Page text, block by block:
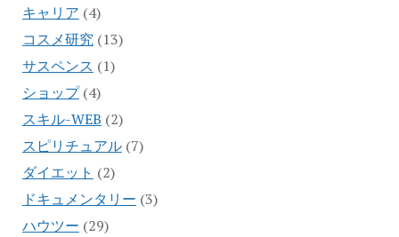
キャリア (4)
コスメ研究(13)
サスペンス (1)
ショップ(4)
スキル-WEB (2)
スピリチュアル(7)
ダイエット (2)
ドキュメンタリー (3)
ハウツー (29)